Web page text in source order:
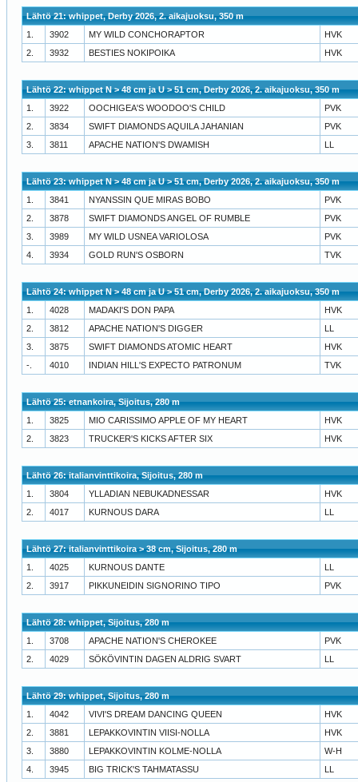
Lähtö 21: whippet, Derby 2026, 2. aikajuoksu, 350 m
1.
3902 MY WILD CONCHORAPTOR
HVK
2.
3932 BESTIES NOKIPOIKA HVK
Lähtö 22: whippet N > 48 cm ja U > 51 cm, Derby 2026, 2. aikajuoksu, 350 m
1.
3922 OOCHIGEA'S WOODOO'S CHILD
PVK
2.
3834 SWIFT DIAMONDS AQUILA JAHANIAN
PVK
3.
3811 APACHE NATION'S DWAMISH LL
Lähtö 23: whippet N > 48 cm ja U > 51 cm, Derby 2026, 2. aikajuoksu, 350 m
1.
3841 NYANSSIN QUE MIRAS BOBO
PVK
2.
3878 SWIFT DIAMONDS ANGEL OF RUMBLE
PVK
3.
3989 MY WILD USNEA VARIOLOSA
PVK
4.
3934 GOLD RUN'S OSBORN TVK
Lähtö 24: whippet N > 48 cm ja U > 51 cm, Derby 2026, 2. aikajuoksu, 350 m
1.
4028 MADAKI'S DON PAPA
HVK
2.
3812 APACHE NATION'S DIGGER
LL
3.
3875 SWIFT DIAMONDS ATOMIC HEART
HVK
-.
4010 INDIAN HILL'S EXPECTO PATRONUM TVK
Lähtö 25: etnankoira, Sijoitus, 280 m
1.
3825 MIO CARISSIMO APPLE OF MY HEART
HVK
2.
3823 TRUCKER'S KICKS AFTER SIX HVK
Lähtö 26: italianvinttikoira, Sijoitus, 280 m
1.
3804 YLLADIAN NEBUKADNESSAR
HVK
2.
4017 KURNOUS DARA LL
Lähtö 27: italianvinttikoira > 38 cm, Sijoitus, 280 m
1.
4025 KURNOUS DANTE
LL
2.
3917 PIKKUNEIDIN SIGNORINO TIPO PVK
Lähtö 28: whippet, Sijoitus, 280 m
1.
3708 APACHE NATION'S CHEROKEE
PVK
2.
4029 SÖKÖVINTIN DAGEN ALDRIG SVART LL
Lähtö 29: whippet, Sijoitus, 280 m
1.
4042 VIVI'S DREAM DANCING QUEEN
HVK
2.
3881 LEPAKKOVINTIN VIISI-NOLLA
HVK
3.
3880 LEPAKKOVINTIN KOLME-NOLLA
W-H
4.
3945 BIG TRICK'S TAHMATASSU LL